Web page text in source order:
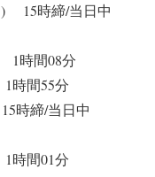
) 15時締/当日中
1時間08分
時間55分
時締/当日中
時間01分